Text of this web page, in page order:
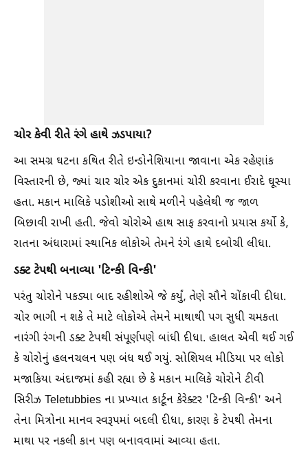
ચોર કેવી રીતે રંગે હાથે ઝડપાયા?
આ સમગ્ર ઘટના કથિત રીતે ઇન્ડોનેશિયાના જાવાના એક રહેણાંક
વિસ્તારની છે, જ્યાં ચાર ચોર એક દુકાનમાં ચોરી કરવાના ઈરાદે ઘૂસ્યા
હતા. મકાન માલિકે પડોશીઓ સાથે મળીને પહેલેથી જ જાળ
બિછાવી રાખી હતી. જેવો ચોરોએ હાથ સાફ કરવાનો પ્રયાસ કર્યો કે,
રાતના અંધારામાં સ્થાનિક લોકોએ તેમને રંગે હાથે દબોચી લીધા.
ડક્ટ ટેપથી બનાવ્યા 'ટિન્કી વિન્કી'
પરંતુ ચોરોને પકડ્યા બાદ રહીશોએ જે કર્યું, તેણે સૌને ચોંકાવી દીધા.
ચોર ભાગી ન શકે તે માટે લોકોએ તેમને માથાથી પગ સુધી ચમકતા
નારંગી રંગની ડક્ટ ટેપથી સંપૂર્ણપણે બાંધી દીધા. હાલત એવી થઈ ગઈ
કે ચોરોનું હલનચલન પણ બંધ થઈ ગયું. સોશિયલ મીડિયા પર લોકો
મજાકિયા અંદાજમાં કહી રહ્યા છે કે મકાન માલિકે ચોરોને ટીવી
સિરીઝ Teletubbies ના પ્રખ્યાત કાર્ટૂન કેરેક્ટર 'ટિન્કી વિન્કી' અને
તેના મિત્રોના માનવ સ્વરૂપમાં બદલી દીધા, કારણ કે ટેપથી તેમના
માથા પર નકલી કાન પણ બનાવવામાં આવ્યા હતા.